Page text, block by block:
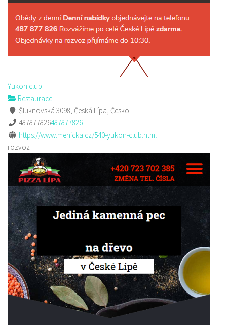
Yukon club
Restaurace
Šluknovská 3098, Česká Lípa, Česko
487877826487877826
https://www.menicka.cz/540-yukon-club.html
rozvoz